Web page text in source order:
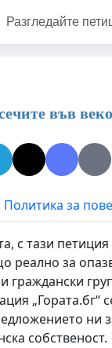
Разгледайте
във
Политика за
с тази
реално за
граждански
ни
собственост.